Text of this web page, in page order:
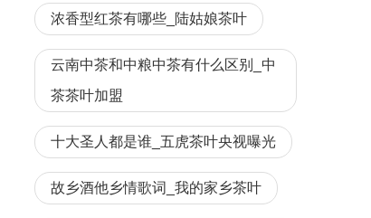
浓香型红茶有哪些_陆姑娘茶叶
云南中茶和中粮中茶有什么区别_中
茶茶叶加盟
十大圣人都是谁_五虎茶叶央视曝光
故乡酒他乡情歌词_我的家乡茶叶